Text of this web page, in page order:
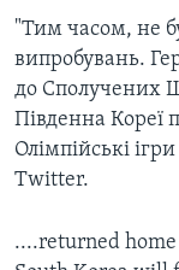
"Тим часом, не
випробувань.
до Сполучених
Південна Кореї
Олімпійські
Twitter.
....returned